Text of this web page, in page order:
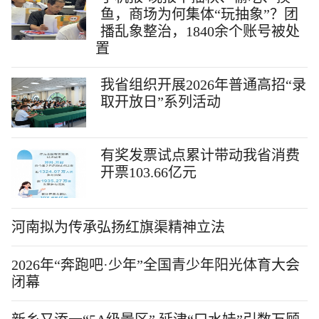
鱼，商场为何集体“玩抽象”？团
播乱象整治，1840余个账号被处
置
我省组织开展2026年普通高招“录
取开放日”系列活动
有奖发票试点累计带动我省消费
开票103.66亿元
河南拟为传承弘扬红旗渠精神立法
2026年“奔跑吧·少年”全国青少年阳光体育大会
闭幕